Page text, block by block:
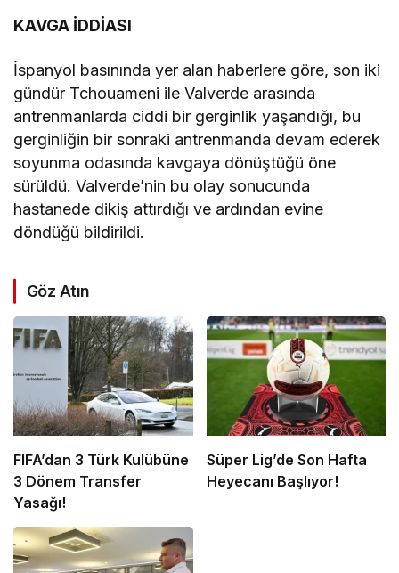
KAVGA İDDİASI
İspanyol basınında yer alan haberlere göre, son iki
gündür Tchouameni ile Valverde arasında
antrenmanlarda ciddi bir gerginlik yaşandığı, bu
gerginliğin bir sonraki antrenmanda devam ederek
soyunma odasında kavgaya dönüştüğü öne
sürüldü. Valverde’nin bu olay sonucunda
hastanede dikiş attırdığı ve ardından evine
döndüğü bildirildi.
Göz Atın
FIFA’dan 3 Türk Kulübüne
3 Dönem Transfer
Yasağı!
Süper Lig’de Son Hafta
Heyecanı Başlıyor!